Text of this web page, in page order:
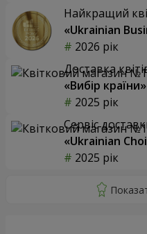
Найкращий
«Ukrainian
2026 рік
Доставка
«Вибір країни»
2025 рік
Сервіс
«Ukrainian
2025 рік